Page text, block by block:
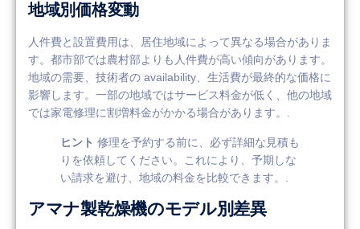
地域別価格変動
人件費と設置費用は、居住地域によって異なる場合がありま
す。都市部では農村部よりも人件費が高い傾向があります。
地域の需要、技術者の availability、生活費が最終的な価格に
影響します。一部の地域ではサービス料金が低く、他の地域
では家電修理に割増料金がかかる場合があります。.
ヒント 修理を予約する前に、必ず詳細な見積も
りを依頼してください。これにより、予期しな
い請求を避け、地域の料金を比較できます。.
アマナ製乾燥機のモデル別差異